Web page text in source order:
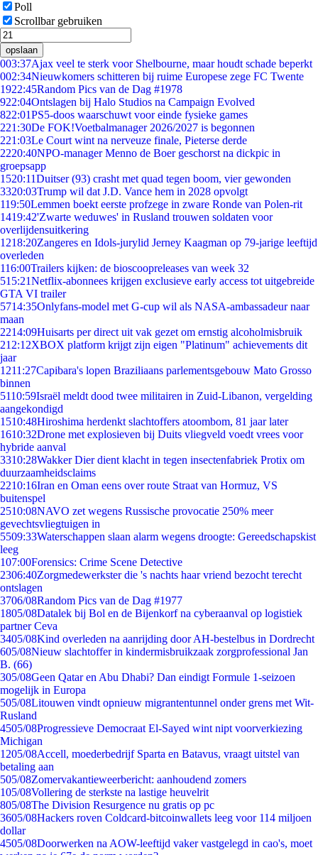
Poll
Scrollbar gebruiken
opslaan
003:37Ajax veel te sterk voor Shelbourne, maar houdt schade beperkt
002:34Nieuwkomers schitteren bij ruime Europese zege FC Twente
1922:45Random Pics van de Dag #1978
922:04Ontslagen bij Halo Studios na Campaign Evolved
822:01PS5-doos waarschuwt voor einde fysieke games
221:30De FOK!Voetbalmanager 2026/2027 is begonnen
221:03Le Court wint na nerveuze finale, Pieterse derde
2220:40NPO-manager Menno de Boer geschorst na dickpic in
groepsapp
1520:11Duitser (93) crasht met quad tegen boom, vier gewonden
3320:03Trump wil dat J.D. Vance hem in 2028 opvolgt
119:50Lemmen boekt eerste profzege in zware Ronde van Polen-rit
1419:42'Zwarte weduwes' in Rusland trouwen soldaten voor
overlijdensuitkering
1218:20Zangeres en Idols-jurylid Jerney Kaagman op 79-jarige leeftijd
overleden
116:00Trailers kijken: de bioscoopreleases van week 32
515:21Netflix-abonnees krijgen exclusieve early access tot uitgebreide
GTA VI trailer
5714:35Onlyfans-model met G-cup wil als NASA-ambassadeur naar
maan
2214:09Huisarts per direct uit vak gezet om ernstig alcoholmisbruik
212:12XBOX platform krijgt zijn eigen "Platinum" achievements dit
jaar
1211:27Capibara's lopen Braziliaans parlementsgebouw Mato Grosso
binnen
5110:59Israël meldt dood twee militairen in Zuid-Libanon, vergelding
aangekondigd
1510:48Hiroshima herdenkt slachtoffers atoombom, 81 jaar later
1610:32Drone met explosieven bij Duits vliegveld voedt vrees voor
hybride aanval
3310:28Wakker Dier dient klacht in tegen insectenfabriek Protix om
duurzaamheidsclaims
2210:16Iran en Oman eens over route Straat van Hormuz, VS
buitenspel
2510:08NAVO zet wegens Russische provocatie 250% meer
gevechtsvliegtuigen in
5509:33Waterschappen slaan alarm wegens droogte: Gereedschapskist
leeg
107:00Forensics: Crime Scene Detective
2306:40Zorgmedewerkster die 's nachts haar vriend bezocht terecht
ontslagen
3706/08Random Pics van de Dag #1977
1805/08Datalek bij Bol en de Bijenkorf na cyberaanval op logistiek
partner Ceva
3405/08Kind overleden na aanrijding door AH-bestelbus in Dordrecht
605/08Nieuw slachtoffer in kindermisbruikzaak zorgprofessional Jan
B. (66)
305/08Geen Qatar en Abu Dhabi? Dan eindigt Formule 1-seizoen
mogelijk in Europa
505/08Litouwen vindt opnieuw migrantentunnel onder grens met Wit-
Rusland
4505/08Progressieve Democraat El-Sayed wint nipt voorverkiezing
Michigan
1205/08Accell, moederbedrijf Sparta en Batavus, vraagt uitstel van
betaling aan
505/08Zomervakantieweerbericht: aanhoudend zomers
105/08Vollering de sterkste na lastige heuvelrit
805/08The Division Resurgence nu gratis op pc
3605/08Hackers roven Coldcard-bitcoinwallets leeg voor 114 miljoen
dollar
4505/08Doorwerken na AOW-leeftijd vaker vastgelegd in cao's, moet